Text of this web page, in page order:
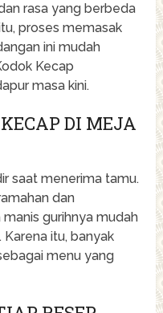
rasa yang berbeda
proses memasak
ini mudah
Kecap
masa kini.
DI MEJA
saat menerima tamu.
dan
gurihnya mudah
itu, banyak
menu yang